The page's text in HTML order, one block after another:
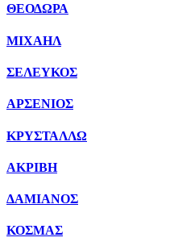
ΘΕΟΔΩΡΑ
ΜΙΧΑΗΛ
ΣΕΛΕΥΚΟΣ
ΑΡΣΕΝΙΟΣ
ΚΡΥΣΤΑΛΛΩ
ΑΚΡΙΒΗ
ΔΑΜΙΑΝΟΣ
ΚΟΣΜΑΣ